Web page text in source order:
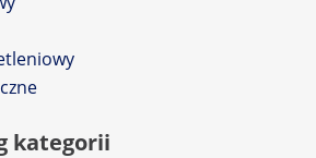
kategorii